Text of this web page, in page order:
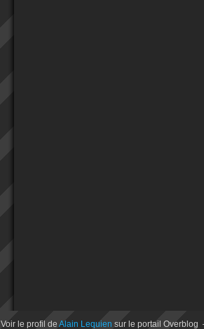
Voir le profil de Alain Lequien sur le portail Overblog